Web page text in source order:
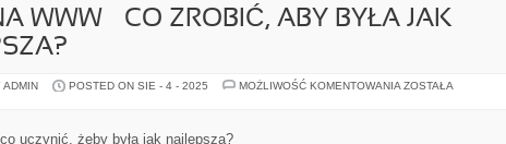
WWW – CO ZROBIĆ, ABY BYŁA JAK
ADMIN POSTED ON SIE - 4 - 2025 MOŻLIWOŚĆ KOMENTOWANIA WITRYNA
ZOSTAŁA
uczynić, żeby była jak najlepsza?